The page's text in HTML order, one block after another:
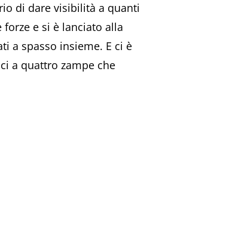
di dare visibilità a quanti
e si è lanciato alla
a spasso insieme. E ci è
a quattro zampe che